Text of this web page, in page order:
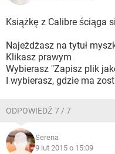
Książkę z Calibre ściąga
Najeżdżasz na tytuł
Klikasz prawym
Wybierasz "Zapisz plik
I wybierasz, gdzie ma
ODPOWIEDŹ 7 / 7
Serena
9 lut 2015 o 15:09